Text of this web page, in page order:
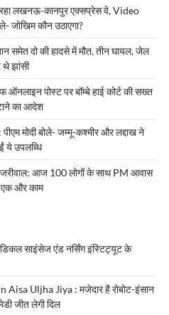
लखनऊ-कानपुर एक्सप्रेस वे, Video
जोखिम कौन उठाएगा?
समेत दो की हादसे में मौत, तीन घायल, जेल
झांसी
ऑनलाइन पोस्ट पर बॉम्बे हाई कोर्ट की सख्त
का आदेश
मोदी बोले- जम्मू-कश्मीर और लद्दाख ने
ये उपलब्धि
आज 100 लोगों के साथ PM आवास
एक और काम
साइंसेज एंड नर्सिंग इंस्टिट्यूट के
Uljha Jiya : मजेदार है रोबोट-इंसान
जीत लेगी दिल